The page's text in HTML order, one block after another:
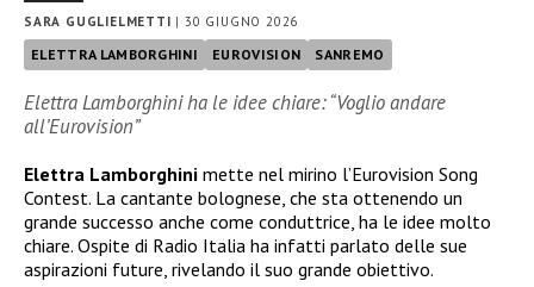
SARA GUGLIELMETTI |30 GIUGNO 2026
ELETTRA LAMBORGHINI EUROVISION SANREMO
Elettra Lamborghini ha le idee chiare: “Voglio andare
all’Eurovision”
Elettra Lamborghini mette nel mirino l’Eurovision Song
Contest. La cantante bolognese, che sta ottenendo un
grande successo anche come conduttrice, ha le idee molto
chiare. Ospite di Radio Italia ha infatti parlato delle sue
aspirazioni future, rivelando il suo grande obiettivo.